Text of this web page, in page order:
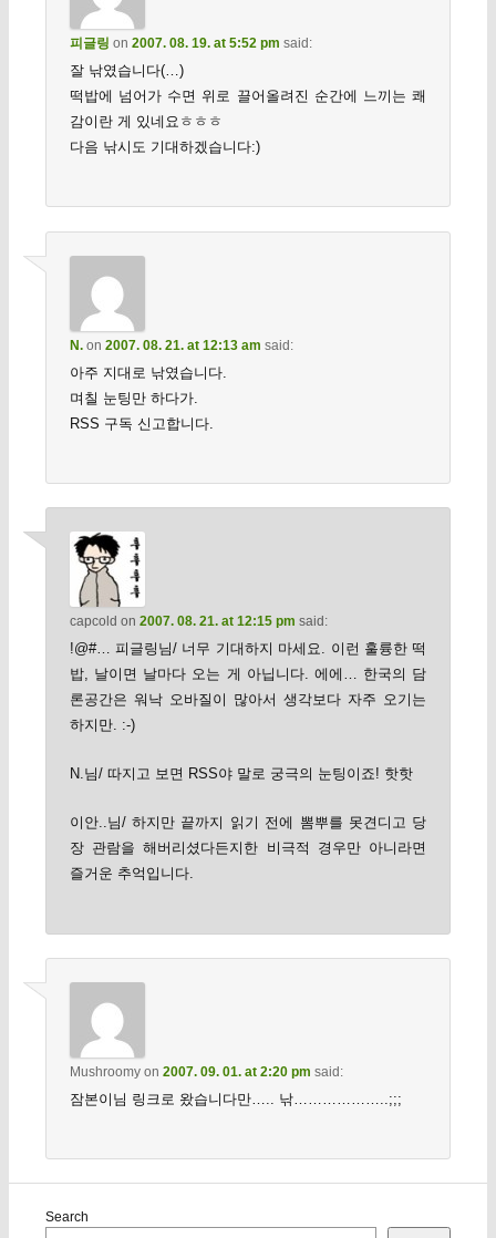
피글링 on 2007. 08. 19. at 5:52 pm said:
잘 낚였습니다(…)
떡밥에 넘어가 수면 위로 끌어올려진 순간에 느끼는 쾌
감이란 게 있네요ㅎㅎㅎ
다음 낚시도 기대하겠습니다:)
N.on 2007. 08. 21. at 12:13 am said:
아주 지대로 낚였습니다.
며칠 눈팅만 하다가.
RSS 구독 신고합니다.
capcold on 2007. 08. 21. at 12:15 pm said:
!@#… 피글링님/ 너무 기대하지 마세요. 이런 훌륭한 떡
밥, 날이면 날마다 오는 게 아닙니다. 에에… 한국의 담
론공간은 워낙 오바질이 많아서 생각보다 자주 오기는
하지만. :-)
N.님/ 따지고 보면 RSS야 말로 궁극의 눈팅이죠! 핫핫
이안..님/ 하지만 끝까지 읽기 전에 뽐뿌를 못견디고 당
장 관람을 해버리셨다든지한 비극적 경우만 아니라면
즐거운 추억입니다.
Mushroomyon 2007. 09. 01. at 2:20 pm said:
잠본이님 링크로 왔습니다만….. 낚………………..;;;
Search